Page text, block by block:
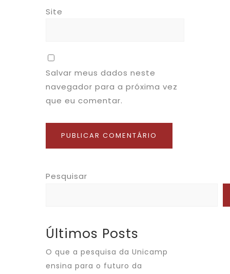
Site
Salvar meus dados neste
navegador para a próxima vez
que eu comentar.
Pesquisar
Últimos Posts
O que a pesquisa da Unicamp
ensina para o futuro da